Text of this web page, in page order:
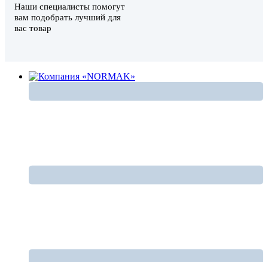
Наши специалисты помогут
вам подобрать лучший для
вас товар